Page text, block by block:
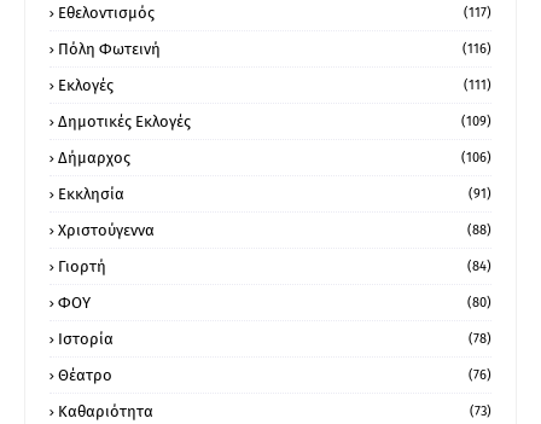
Εθελοντισμός (117)
Πόλη Φωτεινή (116)
Εκλογές (111)
Δημοτικές Εκλογές (109)
Δήμαρχος (106)
Εκκλησία (91)
Χριστούγεννα (88)
Γιορτή (84)
ΦΟΥ (80)
Ιστορία (78)
Θέατρο (76)
Καθαριότητα (73)